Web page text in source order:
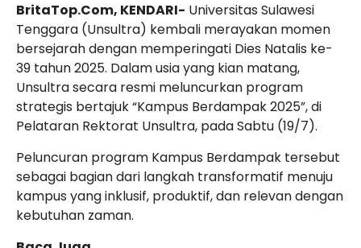
BritaTop.Com, KENDARI- Universitas Sulawesi
Tenggara (Unsultra) kembali merayakan momen
bersejarah dengan memperingati Dies Natalis ke-
39 tahun 2025. Dalam usia yang kian matang,
Unsultra secara resmi meluncurkan program
strategis bertajuk “Kampus Berdampak 2025”, di
Pelataran Rektorat Unsultra, pada Sabtu (19/7).
Peluncuran program Kampus Berdampak tersebut
sebagai bagian dari langkah transformatif menuju
kampus yang inklusif, produktif, dan relevan dengan
kebutuhan zaman.